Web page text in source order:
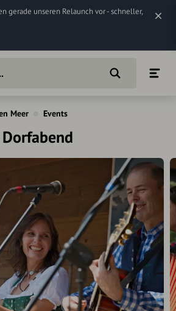
gerade unseren Relaunch vor - schneller,
Meer Events